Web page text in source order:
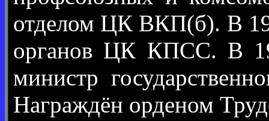
отделом ЦК ВКП(б). В
органов ЦК КПСС. В
министр
Награждён орденом